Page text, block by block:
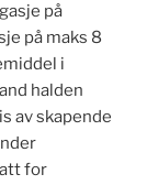
på
på maks 8
i
halden
av skapende
for